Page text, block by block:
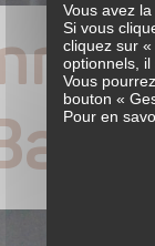
Vous avez
Si vous
cliquez sur
optionnels,
Vous
bouton «
Pour en